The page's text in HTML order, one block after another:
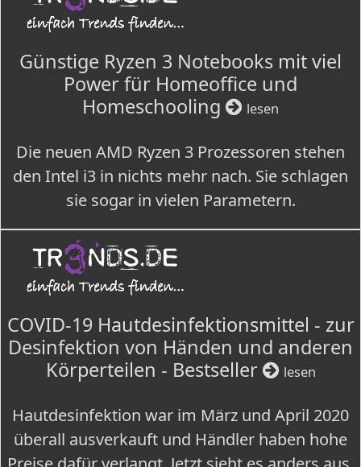
Günstige Ryzen 3 Notebooks mit viel
Power für Homeoffice und
Homeschooling
lesen
Die neuen AMD Ryzen 3 Prozessoren stehen
den Intel i3 in nichts mehr nach. Sie schlagen
sie sogar in vielen Parametern.
COVID-19 Hautdesinfektionsmittel - zur
Desinfektion von Händen und anderen
Körperteilen - Bestseller
lesen
Hautdesinfektion war im März und April 2020
überall ausverkauft und Händler haben hohe